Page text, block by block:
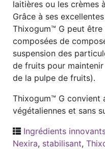
laitières ou les crèmes
Grâce à ses
Thixogum™ G peut
composées de
suspension des
de fruits pour
de la pulpe de fruits).
Thixogum™ G convient
végétaliennes et sans
Ingrédients
Nexira, stabilisant,